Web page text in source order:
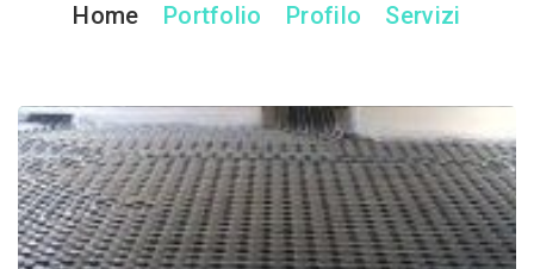
Home Portfolio Profilo Servizi